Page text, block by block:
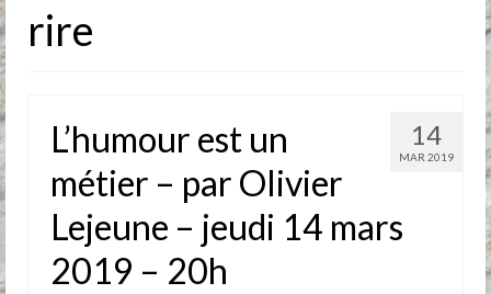
Qui sommes-nous
Comité
Clubs-service
Conférences
Prochaines conférences
rire
14
MAR 2019
L’humour est un
métier – par Olivier
Lejeune – jeudi 14 mars
2019 – 20h